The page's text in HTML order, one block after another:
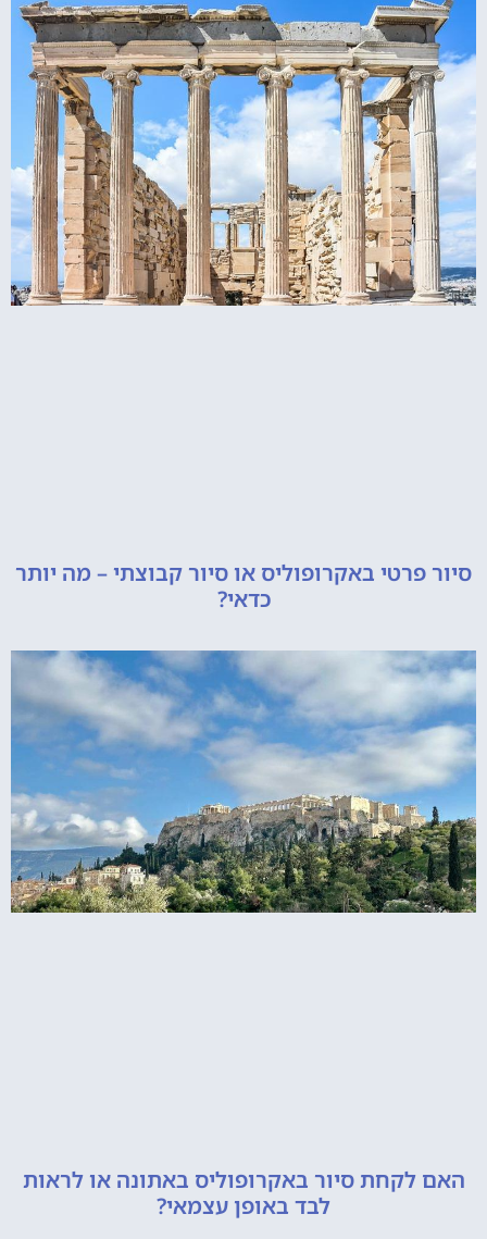
באקרופוליס או סיור קבוצתי – מה יותר
סיור באקרופוליס באתונה או לראות
לבד באופן עצמאי?